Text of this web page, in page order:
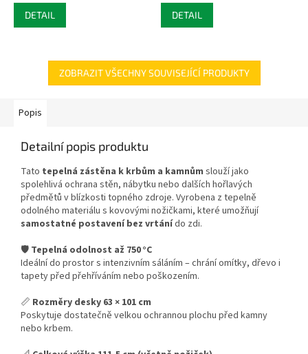
DETAIL DETAIL
ZOBRAZIT VŠECHNY SOUVISEJÍCÍ PRODUKTY
Popis
Detailní popis produktu
Tato tepelná zástěna k krbům a kamnům slouží jako
spolehlivá ochrana stěn, nábytku nebo dalších hořlavých
předmětů v blízkosti topného zdroje. Vyrobena z tepelně
odolného materiálu s kovovými nožičkami, které umožňují
samostatné postavení bez vrtánído zdi.
🛡️ Tepelná odolnost až 750 °C
Ideální do prostor s intenzivním sáláním – chrání omítky, dřevo i
tapety před přehříváním nebo poškozením.
📏 Rozměry desky 63 × 101 cm
Poskytuje dostatečně velkou ochrannou plochu před kamny
nebo krbem.